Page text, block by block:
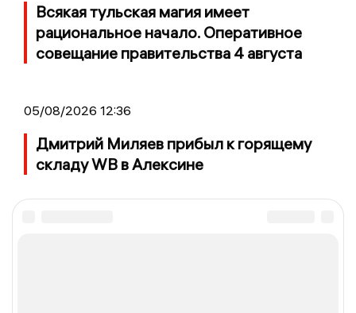
Всякая тульская магия имеет
рациональное начало. Оперативное
совещание правительства 4 августа
05/08/2026 12:36
Дмитрий Миляев прибыл к горящему
складу WB в Алексине